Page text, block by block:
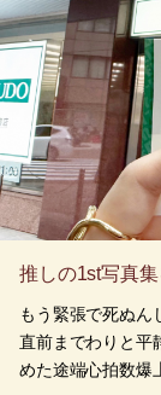
推しの1st写真
もう緊張で死ぬん
直前までわりと平
めた途端心拍数爆